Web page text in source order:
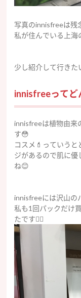
写真のinnisfreeは残
私が住んでいる上
少し紹介して行きた
innisfreeってど
innisfreeは植物由来
す😳
コスメ💄っていう
ジがあるので肌に優
ね😊
innisfreeには沢山の
私も1回パックだけ
たです🙆‍♀️